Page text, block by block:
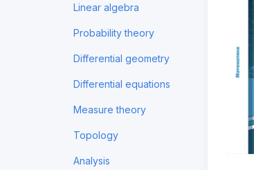
Linear algebra
Probability theory
Differential geometry
Differential equations
Measure theory
Topology
Analysis